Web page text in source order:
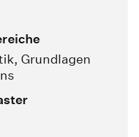
Grundlagen